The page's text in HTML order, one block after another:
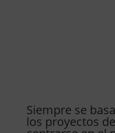
Siempre se
los proyectos